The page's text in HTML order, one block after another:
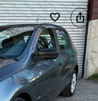
favorite ios_share